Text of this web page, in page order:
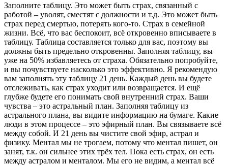
Заполните таблицу. Это может быть страх, связанный с
работой – уволят, сместят с должности и т.д. Это может быть
страх перед смертью, потерять кого-то. Страх в семейной
жизни. Всё, что вас беспокоит, всё откровенно вписываете в
таблицу. Таблица составляется только для вас, поэтому вы
должны быть предельно откровенны. Заполняя таблицу, вы
уже на 50% избавляетесь от страха. Обязательно попробуйте,
и вы почувствуете насколько это эффективно. Я рекомендую
вам заполнять эту таблицу 21 день. Каждый день вы будете
отслеживать, как страх уходит или возвращается. И ещё
глубже будете его понимать свой внутренний страх. Ваши
чувства – это астральный план. Заполняя таблицу из
астрального плана, вы видите информацию на бумаге. Какие
люди в этом процессе – это эфирный план. Вы связываете всё
между собой. И 21 день вы чистите свой эфир, астрал и
физику. Ментал мы не трогаем, потому что ментал пишет, он
занят, т.к. он сильнее этих трёх тел. Пока есть страх, он есть
между астралом и менталом. Мы его не видим, а ментал всё